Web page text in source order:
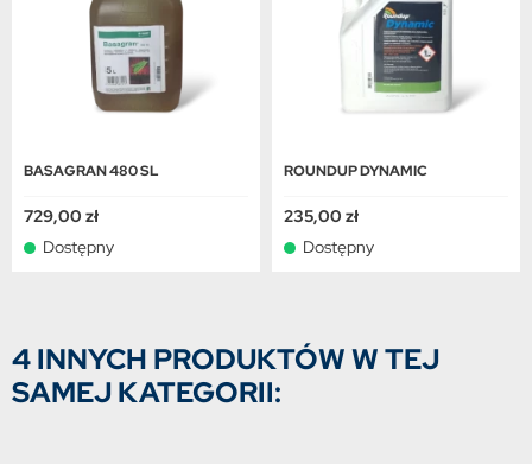
BASAGRAN 480 SL
729,00 zł
Dostępny
ROUNDUP DYNAMIC
235,00 zł
Dostępny
4 INNYCH PRODUKTÓW W TEJ
SAMEJ KATEGORII: